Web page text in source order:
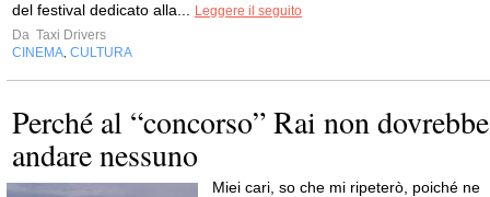
del festival dedicato alla...
Leggere il seguito
Da Taxi Drivers
CINEMA CULTURA
Perché al “concorso” Rai non dovrebbe
andare nessuno
Miei cari, so che mi ripeterò, poiché ne